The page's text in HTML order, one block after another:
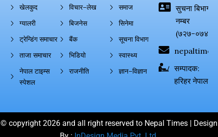
खेलकुद
ग्यालरी
ट्रेन्डिंग समाचार
ताजा समाचार
नेपाल टाइम्स
स्पेशल
विचार–लेख
बिजनेस
बैंक
भिडियो
राजनीति
समाज
सिनेमा
सूचना विभाग
स्वास्थ्य
ज्ञान–विज्ञान
सुचना बिभाग
नम्बर
(७२७-०७४-
सम्पादक:
हरिहर नेपाल
© copyright 2026 and all right reserved to Nepal Times | Design